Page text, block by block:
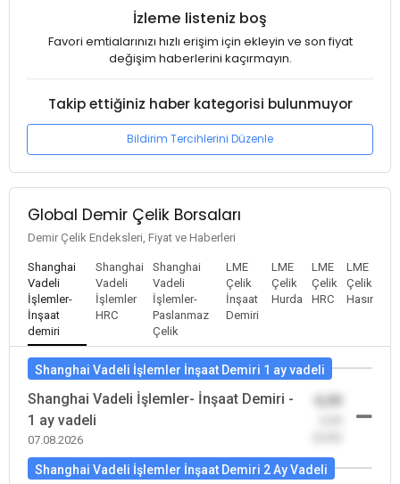
İzleme listeniz boş
Favori emtialarınızı hızlı erişim için ekleyin ve son fiyat
değişim haberlerini kaçırmayın.
Takip ettiğiniz haber kategorisi bulunmuyor
Bildirim Tercihlerini Düzenle
Global Demir Çelik Borsaları
Demir Çelik Endeksleri, Fiyat ve Haberleri
Shanghai
Vadeli
İşlemler-
İnşaat
demiri
Shanghai
Vadeli
İşlemler
HRC
Shanghai
Vadeli
İşlemler-
Paslanmaz
Çelik
LME
Çelik
İnşaat
Demiri
LME
Çelik
Hurda
LME
Çelik
HRC
LME
Çelik
Hasır
Shanghai Vadeli İşlemler İnşaat Demiri 1 ay vadeli
Shanghai Vadeli İşlemler- İnşaat Demiri -
1 ay vadeli
07.08.2026
Shanghai Vadeli İşlemler İnşaat Demiri 2 Ay Vadeli